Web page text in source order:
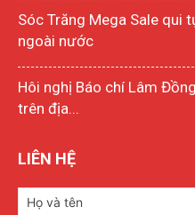
Sóc Trăng Mega Sale qui
ngoài nước
Hôi nghị Báo chí Lâm
trên địa...
LIÊN HỆ